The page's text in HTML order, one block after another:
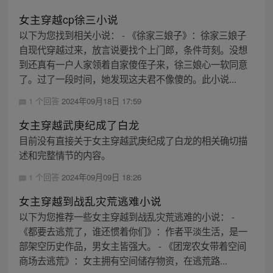
女主穿越cp徐三小说
以下为您找到相关小说： - 《徐家三娘子》：徐家三娘子
自现代穿越过来，放言说要找个上门郎，条件苛刻。没想
到还真有一户人家领着自家傻侄子来，徐三娘心一软同意
了。过了一段时间，她发现这夫君不像傻的。此小说...
1 个回答 2024年09月18日 17:59
女主穿越武庚纪成了白龙
目前没有直接关于女主穿越武庚纪成了白龙的相关确切描
述和完整情节的内容。
1 个回答 2024年09月09日 18:26
女主穿越到战乱灾荒逃难小说
以下为您推荐一些女主穿越到战乱灾荒逃难的小说： -
《都要去逃荒了，谁还惯着你们》：作者平淡生活，是一
部架空历史作品，男女主皆强大。 - 《团宠农女带着空间
商场去逃荒》：女主拥有空间储存物资，在逃荒路...